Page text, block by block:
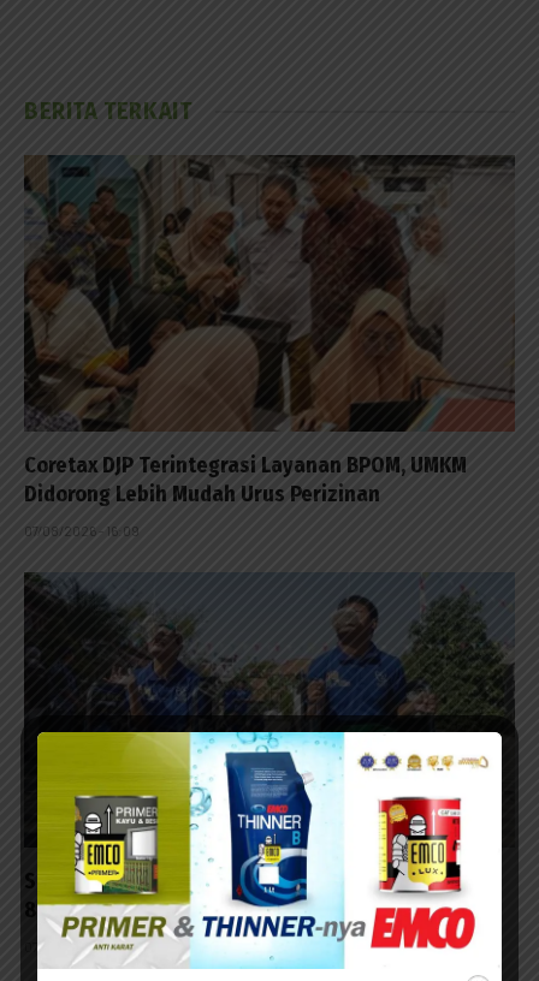
BERITA TERKAIT
Coretax DJP Terintegrasi Layanan BPOM, UMKM
Didorong Lebih Mudah Urus Perizinan
07/08/2026 - 16:09
Sebanyak 60 Anak Disabilitas Ikuti Lomba HUT ke-
81 RI di Kalijudan
07/08/2026 - 15:53